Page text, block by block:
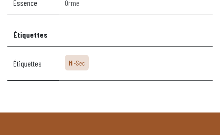
Essence Orme
Étiquettes
Étiquettes Mi-Sec